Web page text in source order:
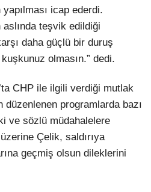
icap ederdi.
aslında teşvik edildiği
daha güçlü bir duruş
olmasın.” dedi.
CHP ile ilgili verdiği mutlak
düzenlenen programlarda bazı
ve sözlü müdahalelere
Çelik, saldırıya
geçmiş olsun dileklerini